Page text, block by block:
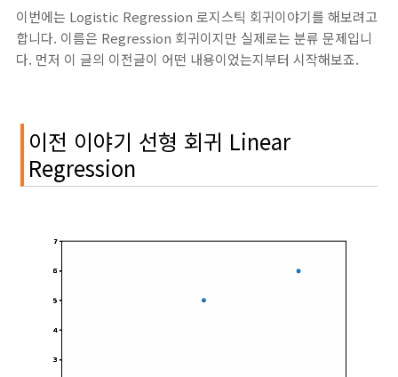
이번에는 Logistic Regression 로지스틱 회귀이야기를 해보려고
합니다. 이름은 Regression 회귀이지만 실제로는 분류 문제입니
다. 먼저 이 글의 이전글이 어떤 내용이었는지부터 시작해보죠.
이전 이야기 선형 회귀 Linear
Regression